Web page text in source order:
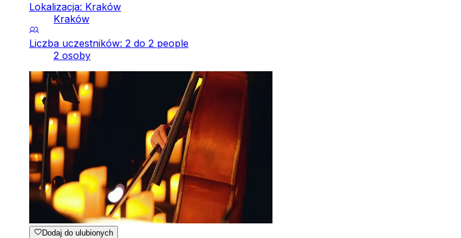
Lokalizacja: Kraków
Kraków
Liczba uczestników: 2 do 2 people
2 osoby
Dodaj do ulubionych